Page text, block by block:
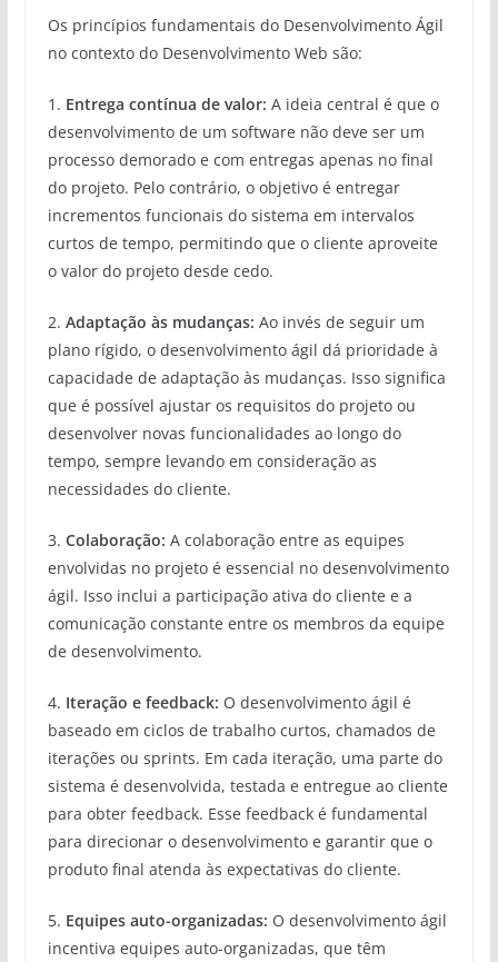
Os princípios fundamentais do Desenvolvimento Ágil
no contexto do Desenvolvimento Web são:
1. Entrega contínua de valor: A ideia central é que o
desenvolvimento de um software não deve ser um
processo demorado e com entregas apenas no final
do projeto. Pelo contrário, o objetivo é entregar
incrementos funcionais do sistema em intervalos
curtos de tempo, permitindo que o cliente aproveite
o valor do projeto desde cedo.
2. Adaptação às mudanças: Ao invés de seguir um
plano rígido, o desenvolvimento ágil dá prioridade à
capacidade de adaptação às mudanças. Isso significa
que é possível ajustar os requisitos do projeto ou
desenvolver novas funcionalidades ao longo do
tempo, sempre levando em consideração as
necessidades do cliente.
3. Colaboração: A colaboração entre as equipes
envolvidas no projeto é essencial no desenvolvimento
ágil. Isso inclui a participação ativa do cliente e a
comunicação constante entre os membros da equipe
de desenvolvimento.
4. Iteração e feedback: O desenvolvimento ágil é
baseado em ciclos de trabalho curtos, chamados de
iterações ou sprints. Em cada iteração, uma parte do
sistema é desenvolvida, testada e entregue ao cliente
para obter feedback. Esse feedback é fundamental
para direcionar o desenvolvimento e garantir que o
produto final atenda às expectativas do cliente.
5. Equipes auto-organizadas: O desenvolvimento ágil
incentiva equipes auto-organizadas, que têm